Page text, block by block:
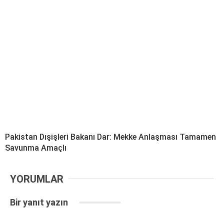
Pakistan Dışişleri Bakanı Dar: Mekke Anlaşması Tamamen
Savunma Amaçlı
YORUMLAR
Bir yanıt yazın